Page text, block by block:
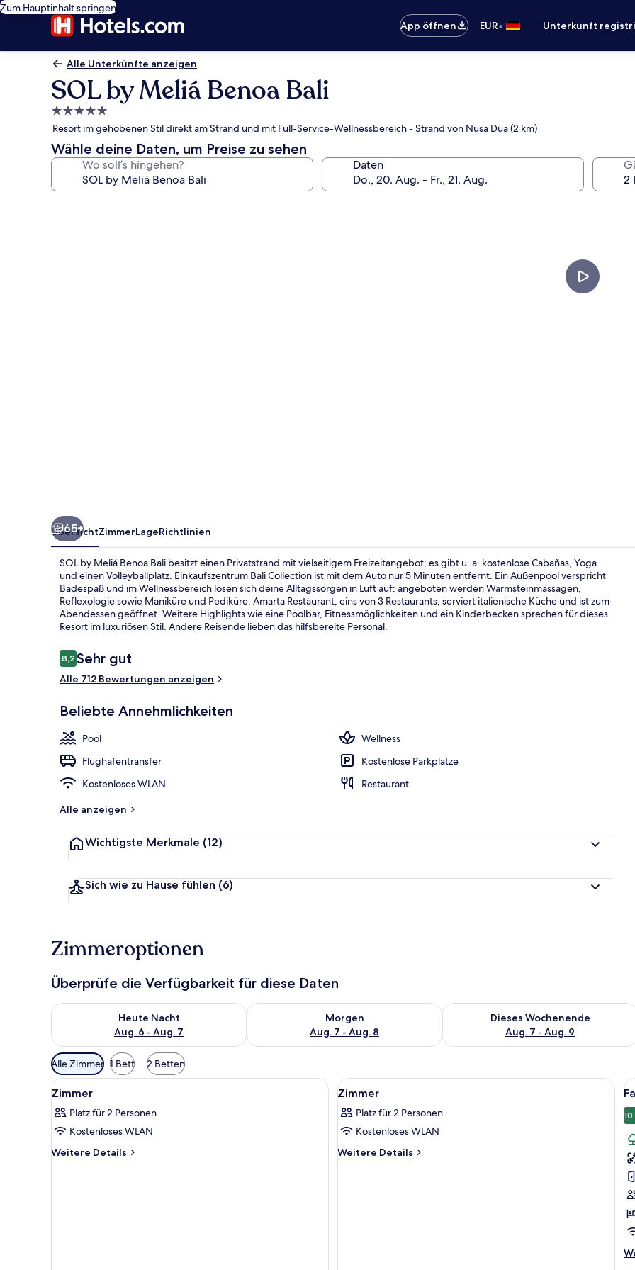
Zum Hauptinhalt springen
App öffnen
EUR• Unterkunft
Alle Unterkünfte anzeigen
SOL by Meliá Benoa Bali
5.0-
Sterne-
Unterkunft
Resort im gehobenen Stil direkt am Strand und mit Full-Service-Wellnessbereich - Strand von Nusa Dua (2 km)
Wähle deine Daten, um Preise zu sehen
Wo soll’s hingehen? Daten
Sitzecke in
65+
ÜbersichtZimmerLageRichtlinien
SOL by Meliá Benoa Bali besitzt einen Privatstrand mit vielseitigem Freizeitangebot; es gibt u. a. kostenlose Cabañas, Yoga
und einen Volleyballplatz. Einkaufszentrum Bali Collection ist mit dem Auto nur 5 Minuten entfernt. Ein Außenpool verspricht
Badespaß und im Wellnessbereich lösen sich deine Alltagssorgen in Luft auf: angeboten werden Warmsteinmassagen,
Reflexologie sowie Maniküre und Pediküre. Amarta Restaurant, eins von 3 Restaurants, serviert italienische Küche und ist zum
Abendessen geöffnet. Weitere Highlights wie eine Poolbar, Fitnessmöglichkeiten und ein Kinderbecken sprechen für dieses
Resort im luxuriösen Stil. Andere Reisende lieben das hilfsbereite Personal.
Bewertungen
8,28,2 von 10.
Sehr gut
Alle 712 Bewertungen anzeigen
Beliebte Annehmlichkeiten
Pool
Wellness
Flughafentransfer
Kostenlose Parkplätze
Kostenloses WLAN
Restaurant
Alle anzeigen
Wichtigste Merkmale (12)
Sich wie zu Hause fühlen (6)
Zimmeroptionen
Überprüfe die Verfügbarkeit für diese Daten
Heute Nacht
Aug. 6 - Aug. 7
Überprüfe die Verfügbarkeit für heute Nacht, Aug. 6 - Aug. 7.
Morgen
Aug. 7 - Aug. 8
Überprüfe die Verfügbarkeit für morgen, Aug. 7 - Aug. 8.
Dieses Wochenende
Aug. 7 - Aug. 9
Überprüfe die Verfügbarkeit für
Verfügbare
Filter
für
Alle Zimmer 1 Bett 2 Betten
Alle
Fotos
für
Zimmer
anzeigen
Ein modernes Hotelzimmer mit Bett, Sofa, Couchtisch, Fernseher und Blick ins Freie.
8
Zimmer
Platz für 2 Personen
Kostenloses WLAN
Weitere Details
Weitere
Alle
Fotos
für
Zimmer
anzeigen
Ein Hotelzimmer mit Bett,
19
Zimmer
Platz für 2 Personen
Kostenloses WLAN
Weitere Details
Weitere